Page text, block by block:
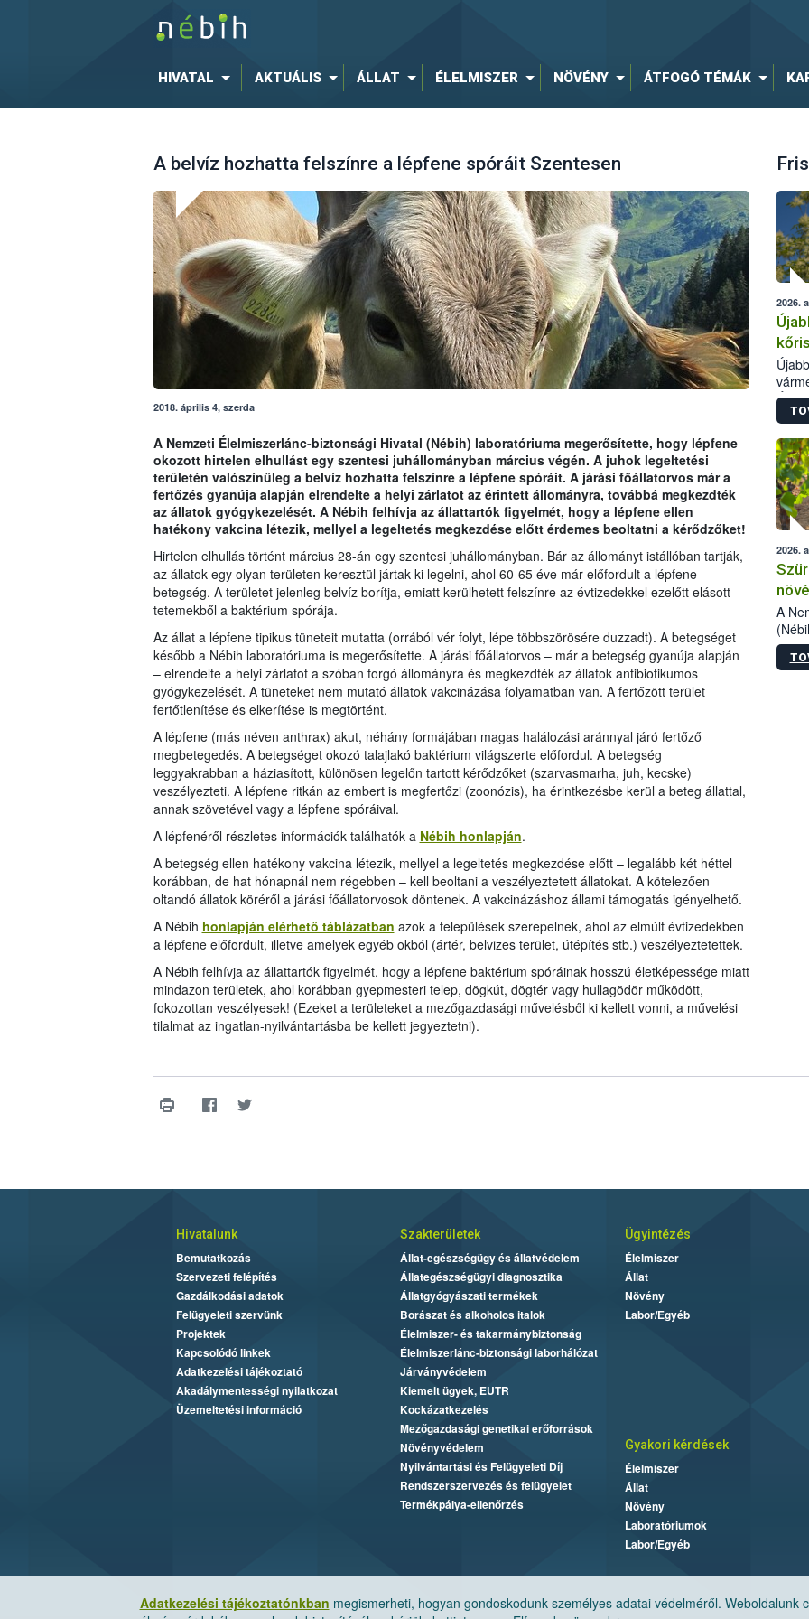
HIVATAL AKTUÁLIS ÁLLAT ÉLELMISZER NÖVÉNY ÁTFOGÓ TÉMÁK
A belvíz hozhatta felszínre a lépfene spóráit Szentesen
2018. április 4, szerda
A Nemzeti Élelmiszerlánc-biztonsági Hivatal (Nébih) laboratóriuma megerősítette, hogy lépfene
okozott hirtelen elhullást egy szentesi juhállományban március végén. A juhok legeltetési
területén valószínűleg a belvíz hozhatta felszínre a lépfene spóráit. A járási főállatorvos már a
fertőzés gyanúja alapján elrendelte a helyi zárlatot az érintett állományra, továbbá megkezdték
az állatok gyógykezelését. A Nébih felhívja az állattartók figyelmét, hogy a lépfene ellen
hatékony vakcina létezik, mellyel a legeltetés megkezdése előtt érdemes beoltatni a kérődzőket!
Hirtelen elhullás történt március 28-án egy szentesi juhállományban. Bár az állományt istállóban tartják,
az állatok egy olyan területen keresztül jártak ki legelni, ahol 60-65 éve már előfordult a lépfene
betegség. A területet jelenleg belvíz borítja, emiatt kerülhetett felszínre az évtizedekkel ezelőtt elásott
tetemekből a baktérium spórája.
Az állat a lépfene tipikus tüneteit mutatta (orrából vér folyt, lépe többszörösére duzzadt). A betegséget
később a Nébih laboratóriuma is megerősítette. A járási főállatorvos – már a betegség gyanúja alapján
– elrendelte a helyi zárlatot a szóban forgó állományra és megkezdték az állatok antibiotikumos
gyógykezelését. A tüneteket nem mutató állatok vakcinázása folyamatban van. A fertőzött terület
fertőtlenítése és elkerítése is megtörtént.
A lépfene (más néven anthrax) akut, néhány formájában magas halálozási aránnyal járó fertőző
megbetegedés. A betegséget okozó talajlakó baktérium világszerte előfordul. A betegség
leggyakrabban a háziasított, különösen legelőn tartott kérődzőket (szarvasmarha, juh, kecske)
veszélyezteti. A lépfene ritkán az embert is megfertőzi (zoonózis), ha érintkezésbe kerül a beteg állattal,
annak szövetével vagy a lépfene spóráival.
A lépfenéről részletes információk találhatók a Nébih honlapján.
A betegség ellen hatékony vakcina létezik, mellyel a legeltetés megkezdése előtt – legalább két héttel
korábban, de hat hónapnál nem régebben – kell beoltani a veszélyeztetett állatokat. A kötelezően
oltandó állatok köréről a járási főállatorvosok döntenek. A vakcinázáshoz állami támogatás igényelhető.
A Nébih honlapján elérhető táblázatban azok a települések szerepelnek, ahol az elmúlt évtizedekben
a lépfene előfordult, illetve amelyek egyéb okból (ártér, belvizes terület, útépítés stb.) veszélyeztetettek.
A Nébih felhívja az állattartók figyelmét, hogy a lépfene baktérium spóráinak hosszú életképessége miatt
mindazon területek, ahol korábban gyepmesteri telep, dögkút, dögtér vagy hullagödör működött,
fokozottan veszélyesek! (Ezeket a területeket a mezőgazdasági művelésből ki kellett vonni, a művelési
tilalmat az ingatlan-nyilvántartásba be kellett jegyeztetni).
2026.
2026.
A
Adatkezelési tájékoztatónkban megismerheti, hogyan gondoskodunk személyes adatai védelméről. Weboldalunk
Hivatalunk
Bemutatkozás
Szervezeti felépítés
Gazdálkodási adatok
Felügyeleti szervünk
Projektek
Kapcsolódó linkek
Adatkezelési tájékoztató
Akadálymentességi nyilatkozat
Üzemeltetési információ
Szakterületek
Állat-egészségügy és állatvédelem
Állategészségügyi diagnosztika
Állatgyógyászati termékek
Borászat és alkoholos italok
Élelmiszer- és takarmánybiztonság
Élelmiszerlánc-biztonsági laborhálózat
Járványvédelem
Kiemelt ügyek, EUTR
Kockázatkezelés
Mezőgazdasági genetikai erőforrások
Növényvédelem
Nyilvántartási és Felügyeleti Díj
Rendszerszervezés és felügyelet
Termékpálya-ellenőrzés
Ügyintézés
Élelmiszer
Állat
Növény
Labor/Egyéb
Gyakori kérdések
Élelmiszer
Állat
Növény
Laboratóriumok
Labor/Egyéb